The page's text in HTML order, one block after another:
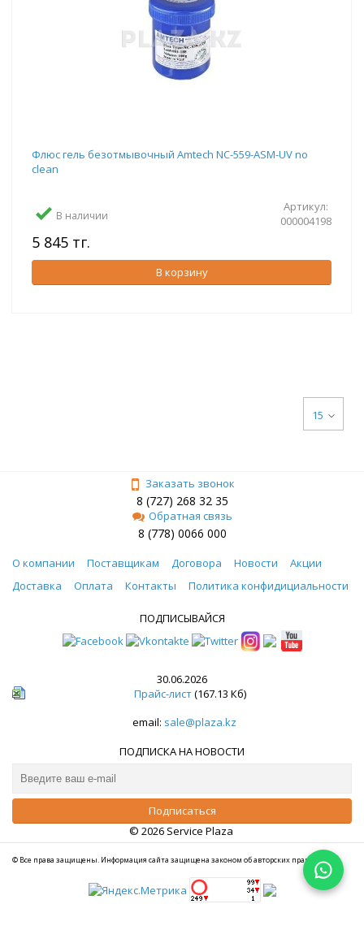
Флюс гель безотмывочный Amtech NC-559-ASM-UV no
clean
В наличии
Артикул:
000004198
5 845 тг.
В корзину
15
Заказать звонок
8 (727) 268 32 35
Обратная связь
8 (778) 0066 000
О компании Поставщикам Договора Новости
Акции
Доставка
Оплата Контакты Политика конфидициальности
ПОДПИСЫВАЙСЯ
30.06.2026
Прайс-лист(167.13 Кб)
email: sale@plaza.kz
ПОДПИСКА НА НОВОСТИ
© 2026 Service Plaza
© Все права защищены. Информация сайта защищена законом об авторских правах.